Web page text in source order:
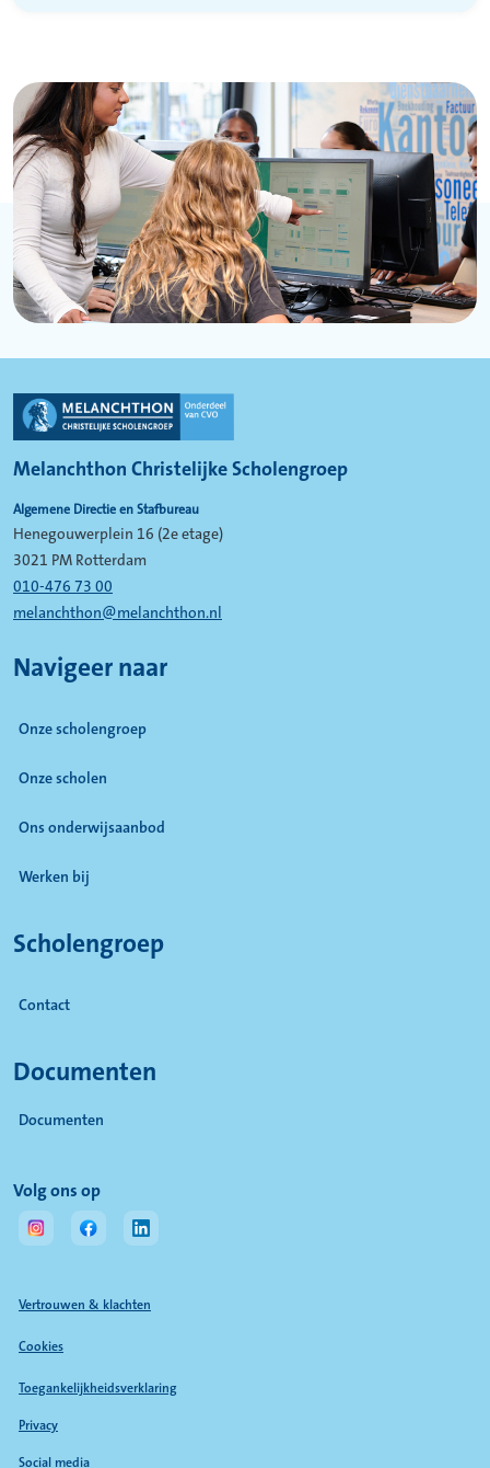
Melanchthon Christelijke Scholengroep
Algemene Directie en Stafbureau
Henegouwerplein 16 (2e etage)
3021 PM Rotterdam
010-476 73 00
melanchthon@melanchthon.nl
Navigeer naar
Onze scholengroep
Onze scholen
Ons onderwijsaanbod
Werken bij
Scholengroep
Contact
Documenten
Documenten
Volg ons op
(Opent in een nieuw tabblad)
(Opent in een nieuw tabblad)
Vertrouwen & klachten
Cookies
Toegankelijkheidsverklaring
Privacy
Social media